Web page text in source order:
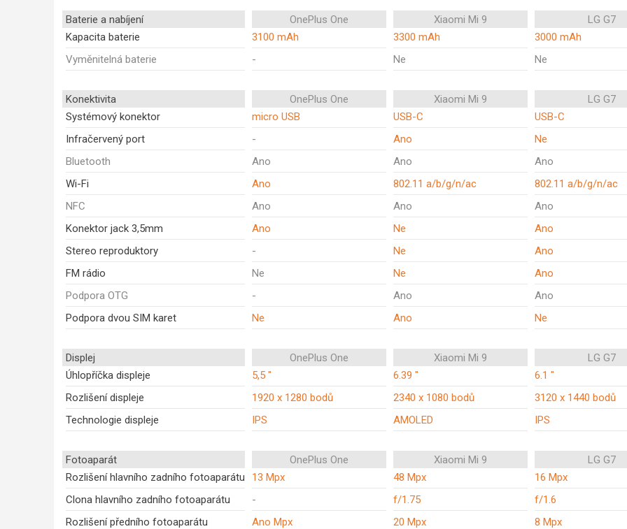
Baterie a nabíjení OnePlus One Xiaomi Mi 9
LG G7
Kapacita baterie
3100 mAh 3300 mAh
3000 mAh
Vyměnitelná baterie
- Ne Ne
Konektivita OnePlus One Xiaomi Mi 9
LG G7
Systémový konektor
micro USB USB-C
USB-C
Infračervený port
- Ano
Ne
Bluetooth
Ano Ano
Ano
Wi-Fi
Ano 802.11 a/b/g/n/ac
802.11 a/b/g/n/ac
NFC
Ano Ano
Ano
Konektor jack 3,5mm
Ano Ne
Ano
Stereo reproduktory
- Ne
Ano
FM rádio
Ne Ne
Ano
Podpora OTG
- Ano
Ano
Podpora dvou SIM karet
Ne Ano Ne
Displej OnePlus One Xiaomi Mi 9
LG G7
Úhlopříčka displeje
5,5 " 6.39 "
6.1 "
Rozlišení displeje
1920 x 1280 bodů 2340 x 1080 bodů
3120 x 1440 bodů
Technologie displeje
IPS AMOLED IPS
Fotoaparát OnePlus One Xiaomi Mi 9
LG G7
Rozlišení hlavního zadního fotoaparátu
13 Mpx 48 Mpx
16 Mpx
Clona hlavního zadního fotoaparátu
- f/1.75
f/1.6
Rozlišení předního fotoaparátu
Ano Mpx 20 Mpx
8 Mpx